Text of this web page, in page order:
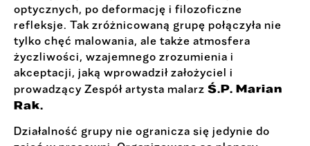
optycznych, po deformację i filozoficzne
refleksje. Tak zróżnicowaną grupę połączyła nie
tylko chęć malowania, ale także atmosfera
życzliwości, wzajemnego zrozumienia i
akceptacji, jaką wprowadził założyciel i
prowadzący Zespół artysta malarz Ś.P. Marian
Rak.
Działalność grupy nie ogranicza się jedynie do